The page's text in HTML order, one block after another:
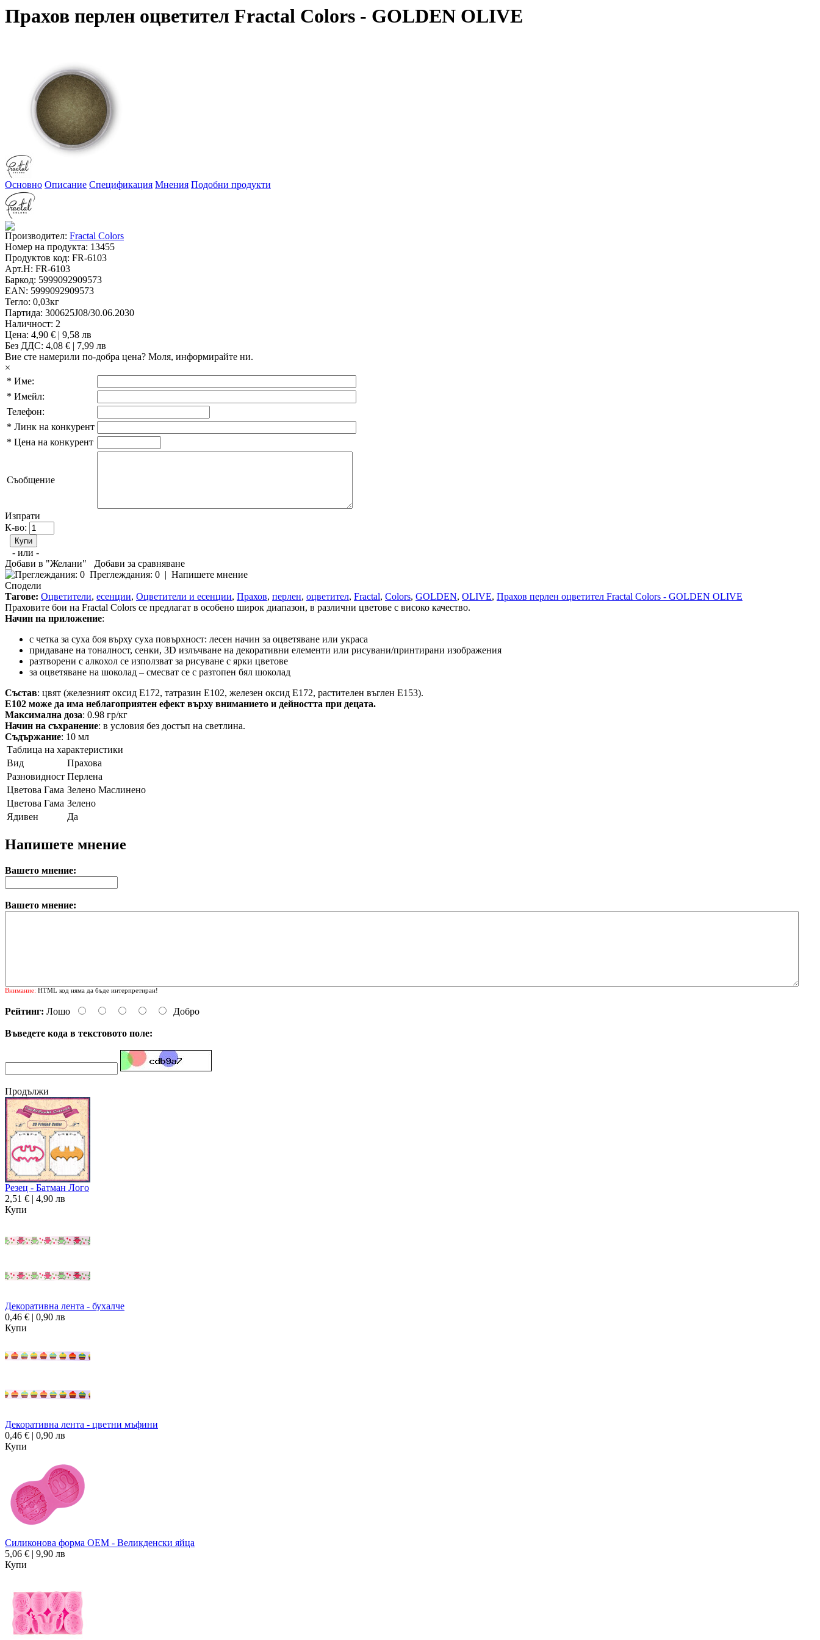
Прахов перлен оцветител Fractal Colors - GOLDEN OLIVE
Основно Описание Спецификация Мнения Подобни продукти
Производител: Fractal Colors
Номер на продукта: 13455
Продуктов код: FR-6103
Арт.Н: FR-6103
Баркод: 5999092909573
EAN: 5999092909573
Тегло: 0,03кг
Партида: 300625J08/30.06.2030
Наличност: 2
Цена: 4,90 € | 9,58 лв
Без ДДС: 4,08 € | 7,99 лв
Вие сте намерили по-добра цена? Моля, информирайте ни.
×
* Име:
* Имейл:
Телефон:
* Линк на конкурент
* Цена на конкурент
Съобщение
Изпрати
К-во:
- или -
Добави в "Желани"
Добави за сравняване
Преглеждания: 0 | Напишете мнение
Сподели
Тагове: Оцветители, есенции, Оцветители и есенции, Прахов, перлен, оцветител, Fractal, Colors, GOLDEN, OLIVE, Прахов перлен оцветител Fractal Colors - GOLDEN OLIVE
Праховите бои на Fractal Colors се предлагат в особено широк диапазон, в различни цветове с високо качество.
Начин на приложение:
с четка за суха боя върху суха повърхност: лесен начин за оцветяване или украса
придаване на тоналност, сенки, 3D излъчване на декоративни елементи или рисувани/принтирани изображения
разтворени с алкохол се използват за рисуване с ярки цветове
за оцветяване на шоколад – смесват се с разтопен бял шоколад
Състав: цвят (железният оксид E172, татразин E102, железен оксид E172, растителен въглен E153).
Е102 може да има неблагоприятен ефект върху вниманието и дейността при децата.
Максимална доза: 0.98 гр/кг
Начин на съхранение: в условия без достъп на светлина.
Съдържание: 10 мл
Таблица на характеристики
Вид
Прахова
Разновидност Перлена
Цветова Гама Зелено Маслинено
Цветова Гама Зелено
Ядивен
Да
Напишете мнение
Вашето мнение:
Вашето мнение:
Внимание: HTML код няма да бъде интерпретиран!
Рейтинг: Лошо Добро
Въведете кода в текстовото поле:
Продължи
Резец - Батман Лого
2,51 € | 4,90 лв
Купи
Декоративна лента - бухалче
0,46 € | 0,90 лв
Купи
Декоративна лента - цветни мъфини
0,46 € | 0,90 лв
Купи
Силиконова форма OEM - Великденски яйца
5,06 € | 9,90 лв
Купи